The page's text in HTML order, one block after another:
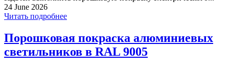
24 June 2026
Читать подробнее
Порошковая покраска алюминиевых
светильников в RAL 9005